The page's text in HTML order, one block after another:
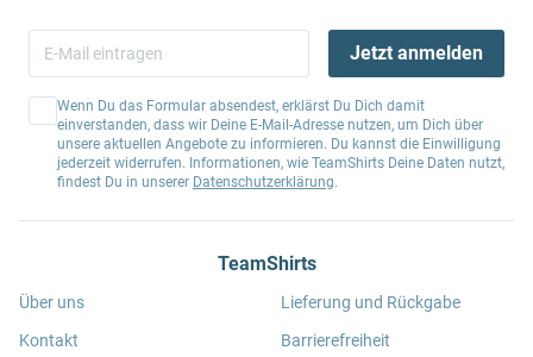
Jetzt anmelden
Wenn Du das Formular absendest, erklärst Du Dich damit
einverstanden, dass wir Deine E-Mail-Adresse nutzen, um Dich über
unsere aktuellen Angebote zu informieren. Du kannst die Einwilligung
jederzeit widerrufen. Informationen, wie TeamShirts Deine Daten nutzt,
findest Du in unserer Datenschutzerklärung.
TeamShirts
Über uns
Kontakt
Lieferung und Rückgabe
Barrierefreiheit